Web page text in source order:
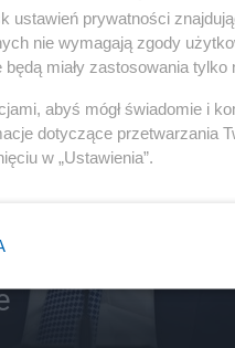
Trump grozi
ustawień prywatności
nie wymagają zgody
miały zastosowania tylko
abyś mógł świadomie i
dotyczące przetwarzania
w „Ustawienia”.